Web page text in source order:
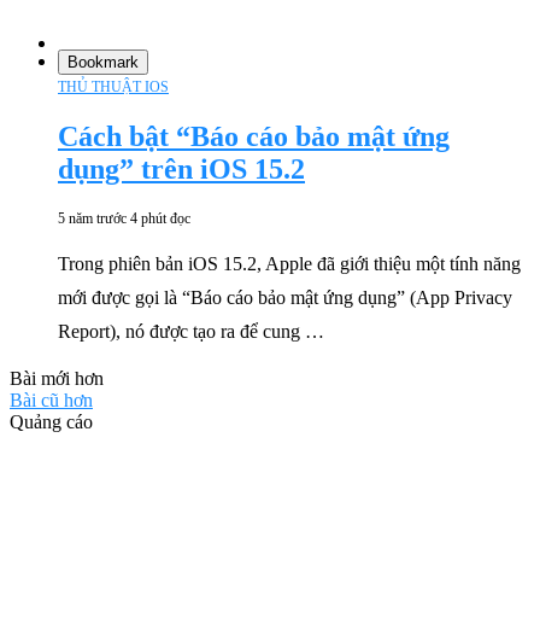
Bookmark
THỦ THUẬT IOS
Cách bật “Báo cáo bảo mật ứng
dụng” trên iOS 15.2
5 năm trước 4 phút đọc
Trong phiên bản iOS 15.2, Apple đã giới thiệu một tính năng
mới được gọi là “Báo cáo bảo mật ứng dụng” (App Privacy
Report), nó được tạo ra để cung …
Bài mới hơn
Bài cũ hơn
Quảng cáo